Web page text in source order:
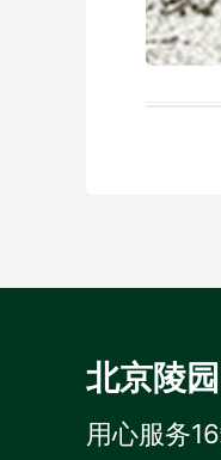
北京陵
用心服务